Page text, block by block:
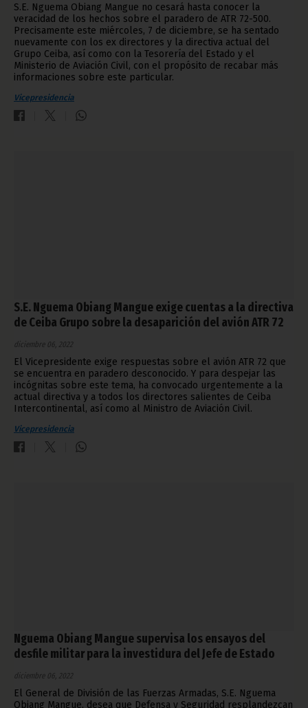
S.E. Nguema Obiang Mangue no cesará hasta conocer la
veracidad de los hechos sobre el paradero de ATR 72-500.
Precisamente este miércoles, 7 de diciembre, se ha sentado
nuevamente con los ex directores y la directiva actual del
Grupo Ceiba, así como con la Tesorería del Estado y el
Ministerio de Aviación Civil, con el propósito de recabar más
informaciones sobre este particular.
Vicepresidencia
S.E. Nguema Obiang Mangue exige cuentas a la directiva
de Ceiba Grupo sobre la desaparición del avión ATR 72
diciembre 06, 2022
El Vicepresidente exige respuestas sobre el avión ATR 72 que
se encuentra en paradero desconocido. Y para despejar las
incógnitas sobre este tema, ha convocado urgentemente a la
actual directiva y a todos los directores salientes de Ceiba
Intercontinental, así como al Ministro de Aviación Civil.
Vicepresidencia
Nguema Obiang Mangue supervisa los ensayos del
desfile militar para la investidura del Jefe de Estado
diciembre 06, 2022
El General de División de las Fuerzas Armadas, S.E. Nguema
Obiang Mangue, desea que Defensa y Seguridad resplandezcan